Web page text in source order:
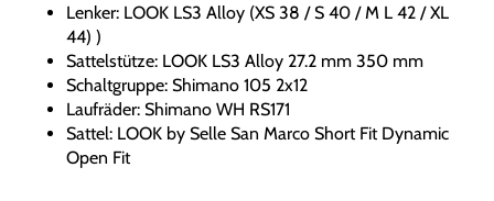
Lenker: LOOK LS3 Alloy (XS 38 / S 40 / M L 42 / XL
44) )
Sattelstütze: LOOK LS3 Alloy 27.2 mm 350 mm
Schaltgruppe: Shimano 105 2x12
Laufräder: Shimano WH RS171
Sattel: LOOK by Selle San Marco Short Fit Dynamic
Open Fit